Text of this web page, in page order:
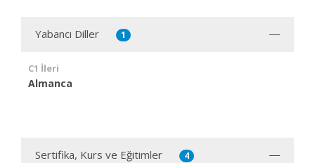
Yabancı Diller 1
C1 İleri
Almanca
Sertifika, Kurs ve Eğitimler 4